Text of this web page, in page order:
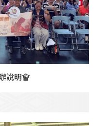
說明會